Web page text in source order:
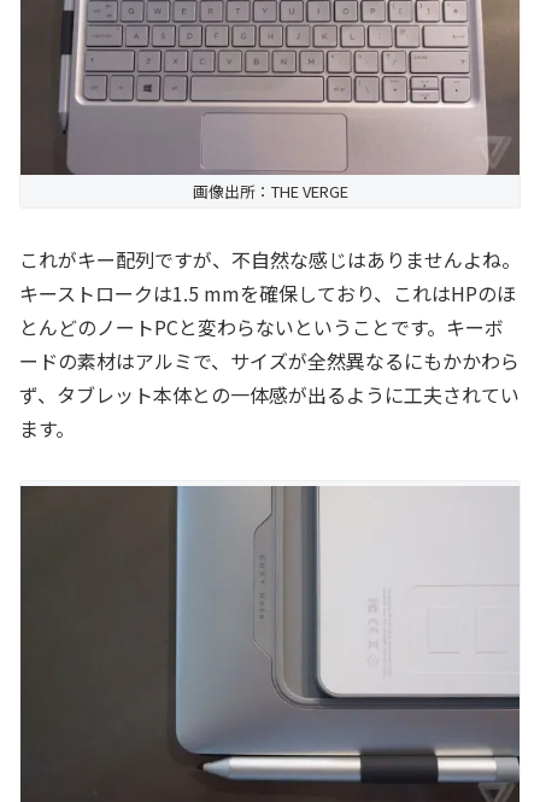
画像出所：THE VERGE
これがキー配列ですが、不自然な感じはありませんよね。
キーストロークは1.5 mmを確保しており、これはHPのほ
とんどのノートPCと変わらないということです。キーボ
ードの素材はアルミで、サイズが全然異なるにもかかわら
ず、タブレット本体との一体感が出るように工夫されてい
ます。